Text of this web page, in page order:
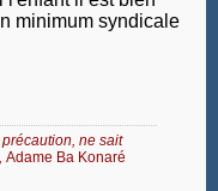
minimum syndicale
ne sait
, Adame Ba Konaré